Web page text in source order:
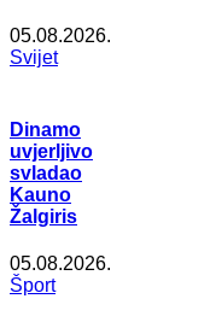
05.08.2026.
Svijet
Dinamo
uvjerljivo
svladao
Kauno
Žalgiris
05.08.2026.
Šport